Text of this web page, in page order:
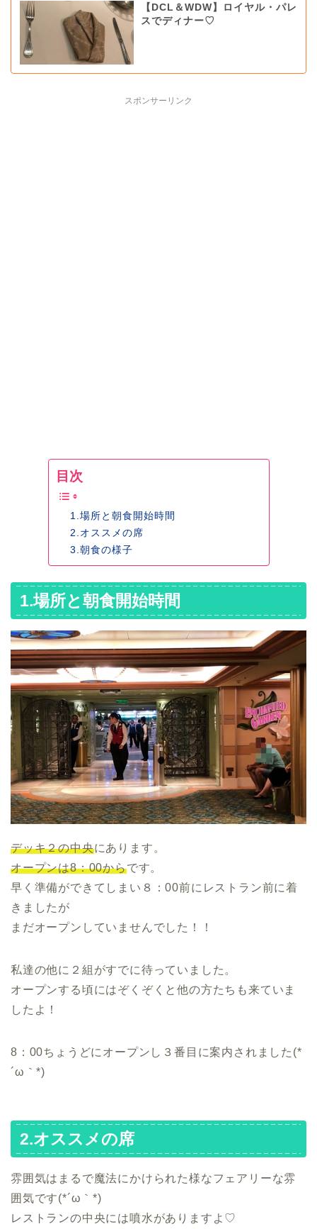
【DCL＆WDW】ロイヤル・パレ
スでディナー♡
スポンサーリンク
目次
1.場所と朝食開始時間
2.オススメの席
3.朝食の様子
1.場所と朝食開始時間
デッキ２の中央にあります。
オープンは8：00からです。
早く準備ができてしまい８：00前にレストラン前に着
きましたが
まだオープンしていませんでした！！
私達の他に２組がすでに待っていました。
オープンする頃にはぞくぞくと他の方たちも来ていま
したよ！
8：00ちょうどにオープンし３番目に案内されました(*
´ω｀*)
2.オススメの席
雰囲気はまるで魔法にかけられた様なフェアリーな雰
囲気です(*´ω｀*)
レストランの中央には噴水がありますよ♡